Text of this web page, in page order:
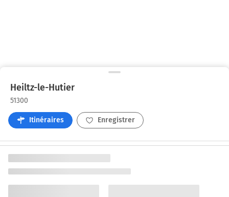
Heiltz-le-Hutier
51300
Itinéraires Enregistrer